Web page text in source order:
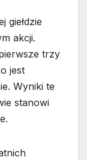
giełdzie
akcji.
trzy
jest
Wyniki te
stanowi